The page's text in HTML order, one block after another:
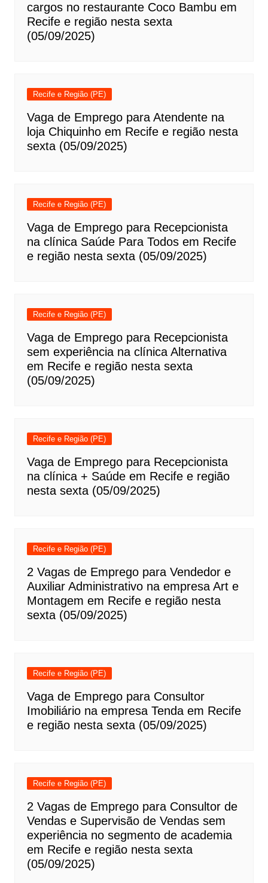
cargos no restaurante Coco Bambu em
Recife e região nesta sexta
(05/09/2025)
Recife e Região (PE)
Vaga de Emprego para Atendente na
loja Chiquinho em Recife e região nesta
sexta (05/09/2025)
Recife e Região (PE)
Vaga de Emprego para Recepcionista
na clínica Saúde Para Todos em Recife
e região nesta sexta (05/09/2025)
Recife e Região (PE)
Vaga de Emprego para Recepcionista
sem experiência na clínica Alternativa
em Recife e região nesta sexta
(05/09/2025)
Recife e Região (PE)
Vaga de Emprego para Recepcionista
na clínica + Saúde em Recife e região
nesta sexta (05/09/2025)
Recife e Região (PE)
2 Vagas de Emprego para Vendedor e
Auxiliar Administrativo na empresa Art e
Montagem em Recife e região nesta
sexta (05/09/2025)
Recife e Região (PE)
Vaga de Emprego para Consultor
Imobiliário na empresa Tenda em Recife
e região nesta sexta (05/09/2025)
Recife e Região (PE)
2 Vagas de Emprego para Consultor de
Vendas e Supervisão de Vendas sem
experiência no segmento de academia
em Recife e região nesta sexta
(05/09/2025)